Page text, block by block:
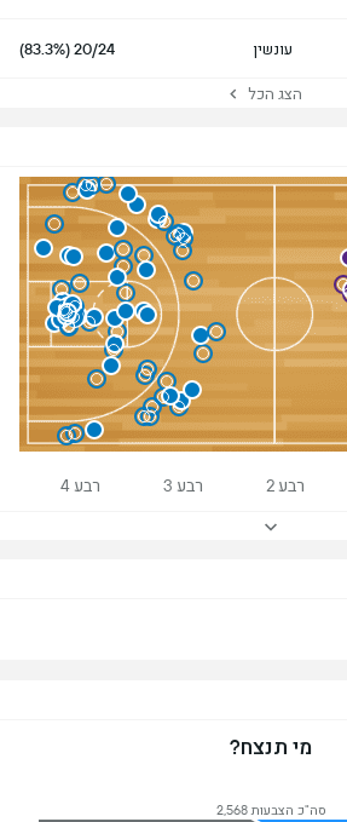
עונשין 20/24 (83.3%)
הצג הכל
רבע 2 רבע 3 רבע 4
מי תנצח?
סה"כ הצבעות 2,568